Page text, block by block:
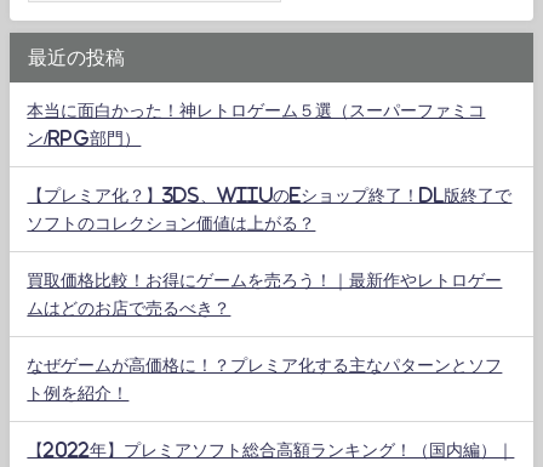
最近の投稿
本当に面白かった！神レトロゲーム５選（スーパーファミコ
ン/RPG部門）
【プレミア化？】3DS、WiiUのeショップ終了！DL版終了で
ソフトのコレクション価値は上がる？
買取価格比較！お得にゲームを売ろう！｜最新作やレトロゲー
ムはどのお店で売るべき？
なぜゲームが高価格に！？プレミア化する主なパターンとソフ
ト例を紹介！
【2022年】プレミアソフト総合高額ランキング！（国内編）｜